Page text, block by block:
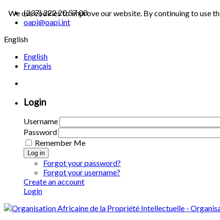
(237) 222 20 57 00
oapi@oapi.int
English
English
Français
Login
Username
Password
Remember Me
Log in
Forgot your password?
Forgot your username?
Create an account
Login
We use cookies to improve our website. By continuing to use